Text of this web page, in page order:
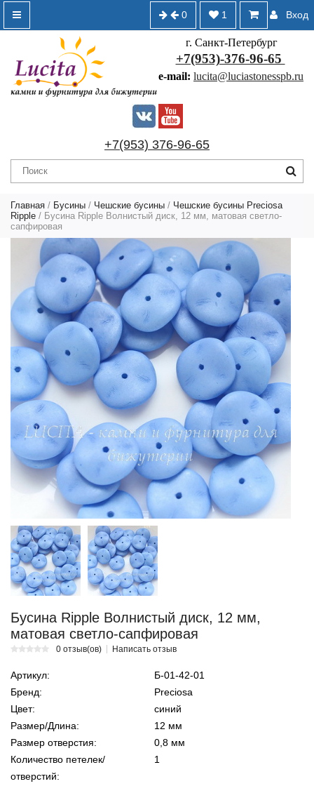
Вход
1
0
г. Санкт-Петербург
+7(953)-376-96-65
e-mail: lucita@luciastonesspb.ru
+7(953) 376-96-65
Главная / Бусины / Чешские бусины / Чешские бусины Preciosa
Ripple / Бусина Ripple Волнистый диск, 12 мм, матовая светло-
сапфировая
Бусина Ripple Волнистый диск, 12 мм,
матовая светло-сапфировая
0 отзыв(ов) Написать отзыв
Артикул:
Б-01-42-01
Бренд:
Preciosa
Цвет:
синий
Размер/Длина:
12 мм
Размер отверстия:
0,8 мм
Количество петелек/
отверстий:
1